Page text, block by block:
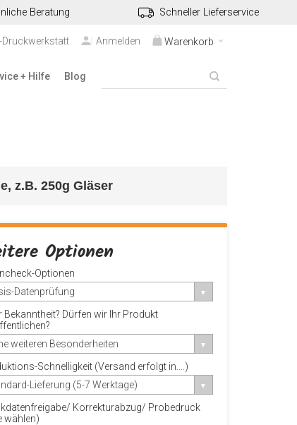
Beratung Schneller Lieferservice
Warenkorb
Druckwerkstatt Anmelden
+ Hilfe Blog
z.B. 250g Gläser
Optionen
Optionen
Datenprüfung
Bekanntheit? Dürfen wir Ihr Produkt
weiteren Besonderheiten
Schnelligkeit (Versand erfolgt in....)
Lieferung (5-7 Werktage)
Korrekturabzug/ Probedruck
wählen)